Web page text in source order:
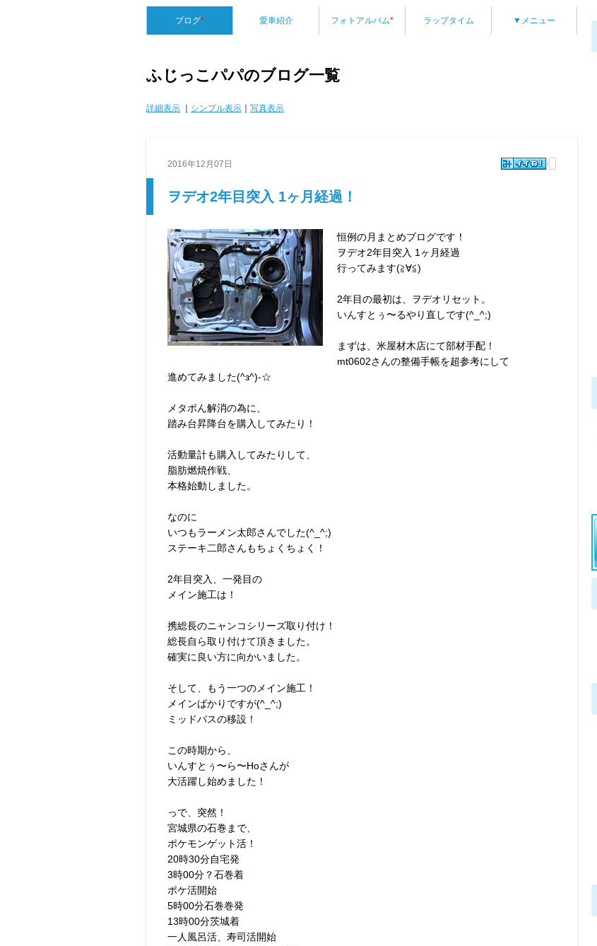
ブログ* 愛車紹介 フォトアルバム* ラップタイム ▼メニュー
ふじっこパパのブログ一覧
詳細表示 シンプル表示 写真表示
2016年12月07日
ヲデオ2年目突入 1ヶ月経過！
恒例の月まとめブログです！
ヲデオ2年目突入 1ヶ月経過
行ってみます(≧∀≦)
2年目の最初は、ヲデオリセット。
いんすとぅ〜るやり直しです(^_^;)
まずは、米屋材木店にて部材手配！
mt0602さんの整備手帳を超参考にして
進めてみました(^з^)-☆
メタボん解消の為に、
踏み台昇降台を購入してみたり！
活動量計も購入してみたりして、
脂肪燃焼作戦、
本格始動しました。
なのに
いつもラーメン太郎さんでした(^_^;)
ステーキ二郎さんもちょくちょく！
2年目突入、一発目の
メイン施工は！
携総長のニャンコシリーズ取り付け！
総長自ら取り付けて頂きました。
確実に良い方に向かいました。
そして、もう一つのメイン施工！
メインばかりですが(^_^;)
ミッドバスの移設！
この時期から、
いんすとぅ〜ら〜Hoさんが
大活躍し始めました！
っで、突然！
宮城県の石巻まで、
ポケモンゲット活！
20時30分自宅発
3時00分？石巻着
ポケ活開始
5時00分石巻巻発
13時00分茨城着
一人風呂活、寿司活開始